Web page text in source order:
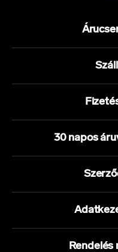
30 napos